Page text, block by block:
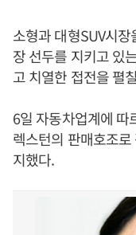
소형과 대형SUV시
장 선두를 지키고 있
고 치열한 접전을 펼
6일 자동차업계에 따
렉스턴의 판매호조
지했다.